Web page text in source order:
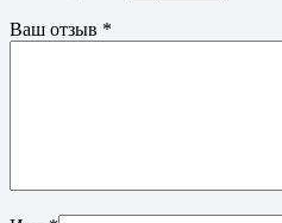
Ваш отзыв *